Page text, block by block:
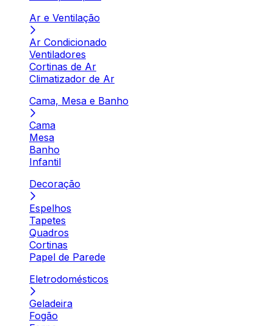
Ar e Ventilação
Ar Condicionado
Ventiladores
Cortinas de Ar
Climatizador de Ar
Cama, Mesa e Banho
Cama
Mesa
Banho
Infantil
Decoração
Espelhos
Tapetes
Quadros
Cortinas
Papel de Parede
Eletrodomésticos
Geladeira
Fogão